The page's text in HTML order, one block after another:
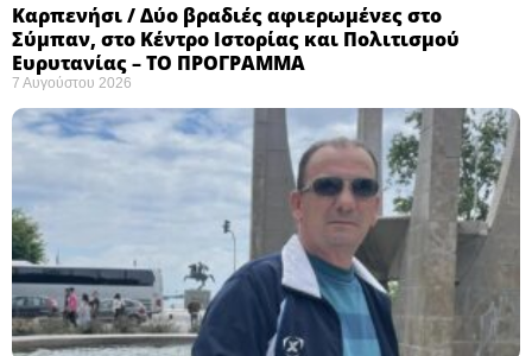
Καρπενήσι / Δύο βραδιές αφιερωμένες στο
Σύμπαν, στο Κέντρο Ιστορίας και Πολιτισμού
Ευρυτανίας – ΤΟ ΠΡΟΓΡΑΜΜΑ
7 Αυγούστου 2026